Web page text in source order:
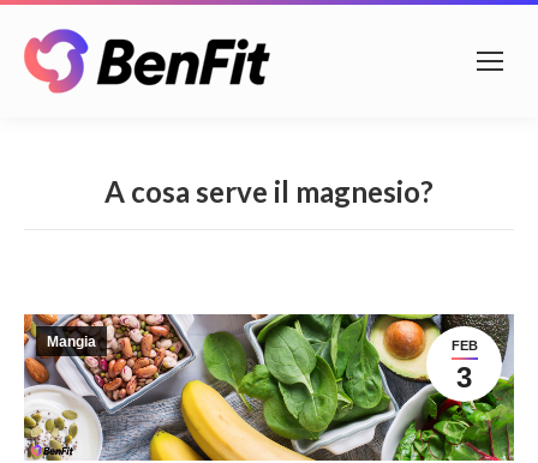
A cosa serve il magnesio?
FEB
3
Mangia